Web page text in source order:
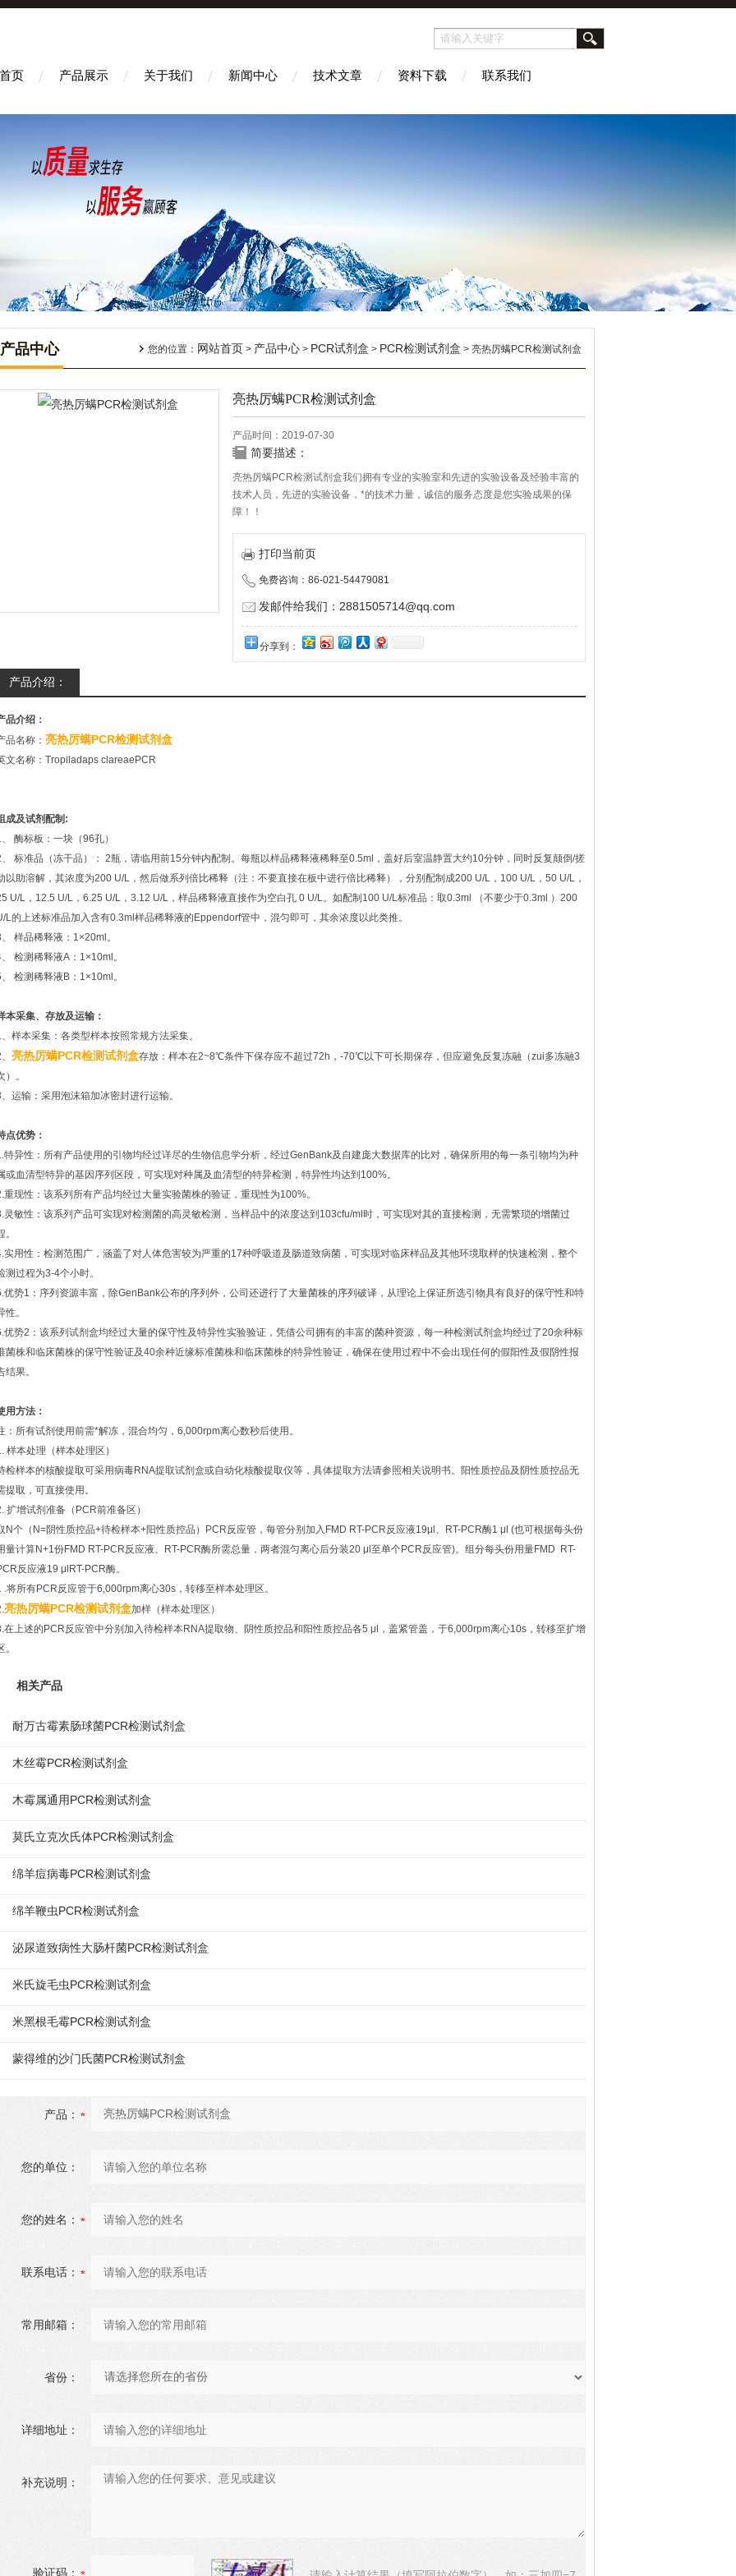
页 产品展示 关于我们 新闻中心 技术文章 资料下载 联系我们
产品中心 您的位置： 网站首页 > 产品中心 > PCR试剂盒 > PCR检测试剂盒 > 亮热厉螨PCR检测试剂盒
亮热厉螨PCR检测试剂盒
产品时间：2019-07-30
简要描述：
亮热厉螨PCR检测试剂盒我们拥有专业的实验室和先进的实验设备及经验丰富的
技术人员，先进的实验设备，*的技术力量，诚信的服务态度是您实验成果的保
障！！
打印当前页
免费咨询：86-021-54479081
发邮件给我们：2881505714@qq.com
分享到：
产品介绍：
品介绍：
品名称： 亮热厉螨PCR检测试剂盒
文名称：Tropiladaps clareaePCR
成及试剂配制:
酶标板：一块（96孔）
标准品（冻干品）： 2瓶，请临用前15分钟内配制。每瓶以样品稀释液稀释至0.5ml，盖好后室温静置大约10分钟，同时反复颠倒/搓
以助溶解，其浓度为200 U/L，然后做系列倍比稀释（注：不要直接在板中进行倍比稀释），分别配制成200 U/L，100 U/L，50 U/L，
U/L，12.5 U/L，6.25 U/L，3.12 U/L，样品稀释液直接作为空白孔 0 U/L。如配制100 U/L标准品：取0.3ml （不要少于0.3ml ）200
L的上述标准品加入含有0.3ml样品稀释液的Eppendorf管中，混匀即可，其余浓度以此类推。
样品稀释液：1×20ml。
检测稀释液A：1×10ml。
检测稀释液B：1×10ml。
本采集、存放及运输：
样本采集：各类型样本按照常规方法采集。
亮热厉螨PCR检测试剂盒存放：样本在2~8℃条件下保存应不超过72h，-70℃以下可长期保存，但应避免反复冻融（zui多冻融3
）。
运输：采用泡沫箱加冰密封进行运输。
点优势：
特异性：所有产品使用的引物均经过详尽的生物信息学分析，经过GenBank及自建庞大数据库的比对，确保所用的每一条引物均为种
或血清型特异的基因序列区段，可实现对种属及血清型的特异检测，特异性均达到100%。
重现性：该系列所有产品均经过大量实验菌株的验证，重现性为100%。
灵敏性：该系列产品可实现对检测菌的高灵敏检测，当样品中的浓度达到103cfu/ml时，可实现对其的直接检测，无需繁琐的增菌过
。
实用性：检测范围广，涵盖了对人体危害较为严重的17种呼吸道及肠道致病菌，可实现对临床样品及其他环境取样的快速检测，整个
测过程为3-4个小时。
优势1：序列资源丰富，除GenBank公布的序列外，公司还进行了大量菌株的序列破译，从理论上保证所选引物具有良好的保守性和特
性。
优势2：该系列试剂盒均经过大量的保守性及特异性实验验证，凭借公司拥有的丰富的菌种资源，每一种检测试剂盒均经过了20余种标
菌株和临床菌株的保守性验证及40余种近缘标准菌株和临床菌株的特异性验证，确保在使用过程中不会出现任何的假阳性及假阴性报
结果。
用方法：
：所有试剂使用前需*解冻，混合均匀，6,000rpm离心数秒后使用。
样本处理（样本处理区）
检样本的核酸提取可采用病毒RNA提取试剂盒或自动化核酸提取仪等，具体提取方法请参照相关说明书。阳性质控品及阴性质控品无
提取，可直接使用。
扩增试剂准备（PCR前准备区）
N个（N=阴性质控品+待检样本+阳性质控品）PCR反应管，每管分别加入FMD RT-PCR反应液19μl、RT-PCR酶1 μl (也可根据每头份
量计算N+1份FMD RT-PCR反应液、RT-PCR酶所需总量，两者混匀离心后分装20 μl至单个PCR反应管)。组分每头份用量FMD RT-
反应液19 μlRT-PCR酶。
.将所有PCR反应管于6,000rpm离心30s，转移至样本处理区。
亮热厉螨PCR检测试剂盒加样（样本处理区）
在上述的PCR反应管中分别加入待检样本RNA提取物、阴性质控品和阳性质控品各5 μl，盖紧管盖，于6,000rpm离心10s，转移至扩增
。
相关产品
耐万古霉素肠球菌PCR检测试剂盒
木丝霉PCR检测试剂盒
木霉属通用PCR检测试剂盒
莫氏立克次氏体PCR检测试剂盒
绵羊痘病毒PCR检测试剂盒
绵羊鞭虫PCR检测试剂盒
泌尿道致病性大肠杆菌PCR检测试剂盒
米氏旋毛虫PCR检测试剂盒
米黑根毛霉PCR检测试剂盒
蒙得维的沙门氏菌PCR检测试剂盒
产品：
您的单位：
您的姓名：
联系电话：
常用邮箱：
省份：
详细地址：
补充说明：
验证码：